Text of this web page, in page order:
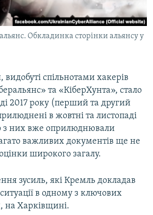
Обкладинка сторінки альянсу у
видобуті спільнотами хакерів
та «КіберХунта», стало
2017 року (перший та другий
в жовтні та листопаді
з них вже оприлюднювали
важливих документів ще не
широкого загалу.
зусиль, які Кремль докладав
ситуації в одному з ключових
на Харківщині.